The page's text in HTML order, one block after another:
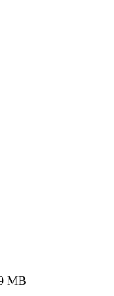
MB